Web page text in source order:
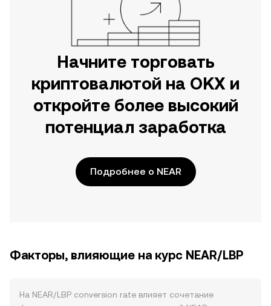
Начните торговать
криптовалютой на OKX и
откройте более высокий
потенциал заработка
Подробнее о NEAR
Факторы, влияющие на курс NEAR/LBP
На NEAR/LBP conversion rate влияет сочетание